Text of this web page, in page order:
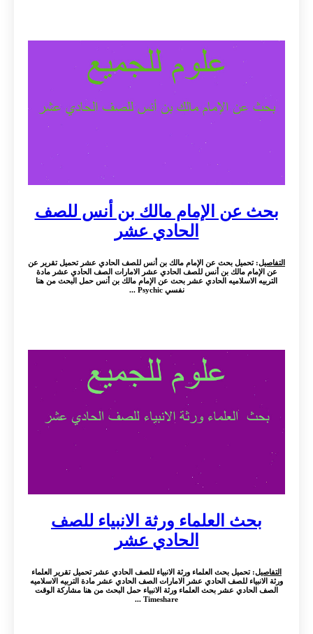
بحث عن الإمام مالك بن أنس للصف
الحادي عشر
التفاصيل: تحميل بحث عن الإمام مالك بن أنس للصف الحادي عشر تحميل تقرير عن
عن الإمام مالك بن أنس للصف الحادي عشر الامارات الصف الحادي عشر مادة
التربيه الاسلاميه الحادي عشر بحث عن الإمام مالك بن أنس حمل البحث من هنا
نفسي Psychic ...
بحث العلماء ورثة الانبياء للصف
الحادي عشر
التفاصيل: تحميل بحث العلماء ورثة الانبياء للصف الحادي عشر تحميل تقرير العلماء
ورثة الانبياء للصف الحادي عشر الامارات الصف الحادي عشر مادة التربيه الاسلاميه
الصف الحادي عشر بحث العلماء ورثة الانبياء حمل البحث من هنا مشاركة الوقت
Timeshare ...